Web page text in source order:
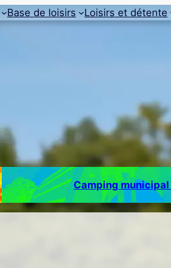
Base de loisirs Loisirs et détente
Camping municipal